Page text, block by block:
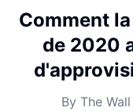
Comment
de 2020
By The